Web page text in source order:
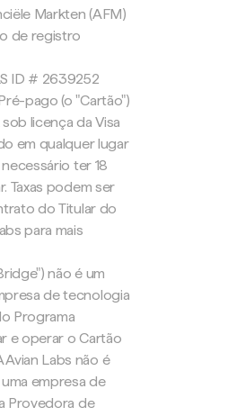
Markten (AFM)
de registro
ID # 2639252
pago (o "Cartão")
licença da Visa
em qualquer lugar
ter 18
Taxas podem ser
do Titular do
para mais
não é um
de tecnologia
Programa
e operar o Cartão
Avian Labs não é
empresa de
Provedora de